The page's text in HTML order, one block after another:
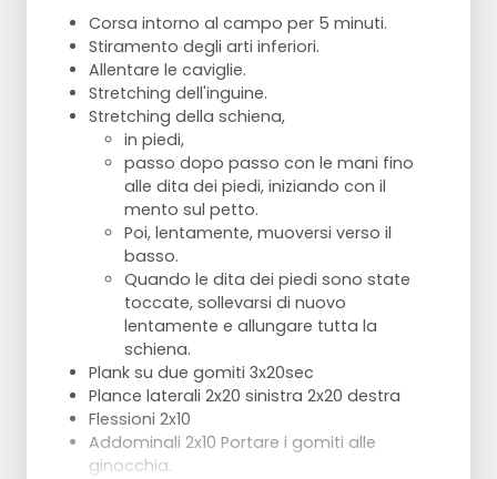
Corsa intorno al campo per 5 minuti.
Stiramento degli arti inferiori.
Allentare le caviglie.
Stretching dell'inguine.
Stretching della schiena,
in piedi,
passo dopo passo con le mani fino
alle dita dei piedi, iniziando con il
mento sul petto.
Poi, lentamente, muoversi verso il
basso.
Quando le dita dei piedi sono state
toccate, sollevarsi di nuovo
lentamente e allungare tutta la
schiena.
Plank su due gomiti 3x20sec
Plance laterali 2x20 sinistra 2x20 destra
Flessioni 2x10
Addominali 2x10 Portare i gomiti alle
ginocchia.